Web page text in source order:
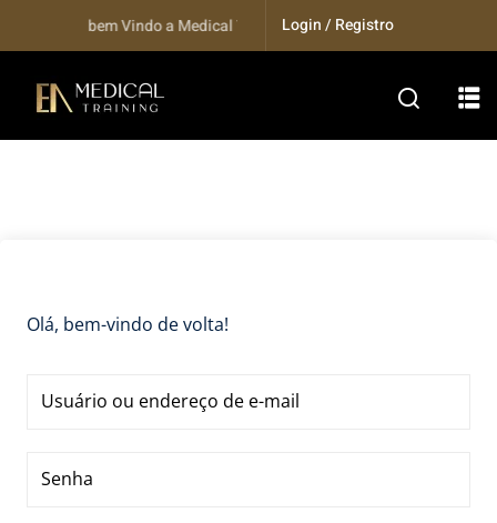
Seja bem Vindo a Medical Training...Login / Registro
Olá, bem-vindo de volta!